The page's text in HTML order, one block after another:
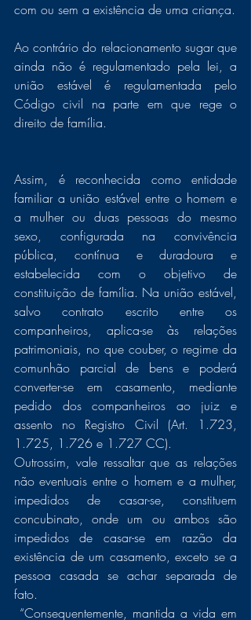
com ou sem a existência de uma criança.
Ao contrário do relacionamento sugar que
ainda não é regulamentado pela lei, a
união estável é regulamentada pelo
Código civil na parte em que rege o
direito de família.
Assim, é reconhecida como entidade
familiar a união estável entre o homem e
a mulher ou duas pessoas do mesmo
sexo, configurada na convivência
pública, contínua e duradoura e
estabelecida com o objetivo de
constituição de família. Na união estável,
salvo contrato escrito entre os
companheiros, aplica-se às relações
patrimoniais, no que couber, o regime da
comunhão parcial de bens e poderá
converter-se em casamento, mediante
pedido dos companheiros ao juiz e
assento no Registro Civil (Art. 1.723,
1.725, 1.726 e 1.727 CC).
Outrossim, vale ressaltar que as relações
não eventuais entre o homem e a mulher,
impedidos de casar-se, constituem
concubinato, onde um ou ambos são
impedidos de casar-se em razão da
existência de um casamento, exceto se a
pessoa casada se achar separada de
fato.